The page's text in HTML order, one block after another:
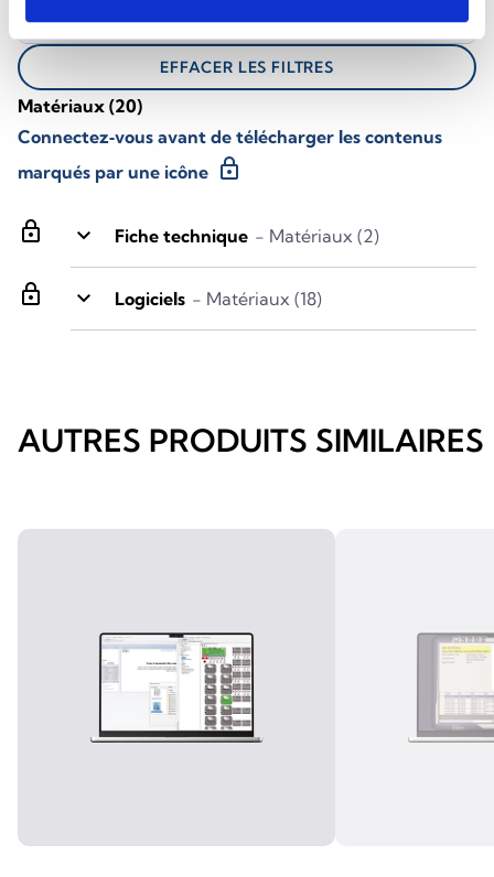
lock keyboard_arrow_down Fiche technique - Matériaux (2)
lock keyboard_arrow_down Logiciels - Matériaux (18)
Matériaux (20)
Connectez‑vous avant de télécharger les contenus
marqués par une icône lock
EFFACER LES FILTRES
AUTRES PRODUITS SIMILAIRES